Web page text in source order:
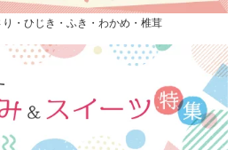
・ひじき・ふき・わかめ・椎茸